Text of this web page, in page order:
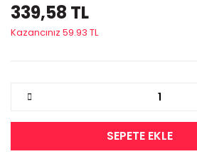
339,58 TL
Kazancınız 59.93 TL
SEPETE EKLE